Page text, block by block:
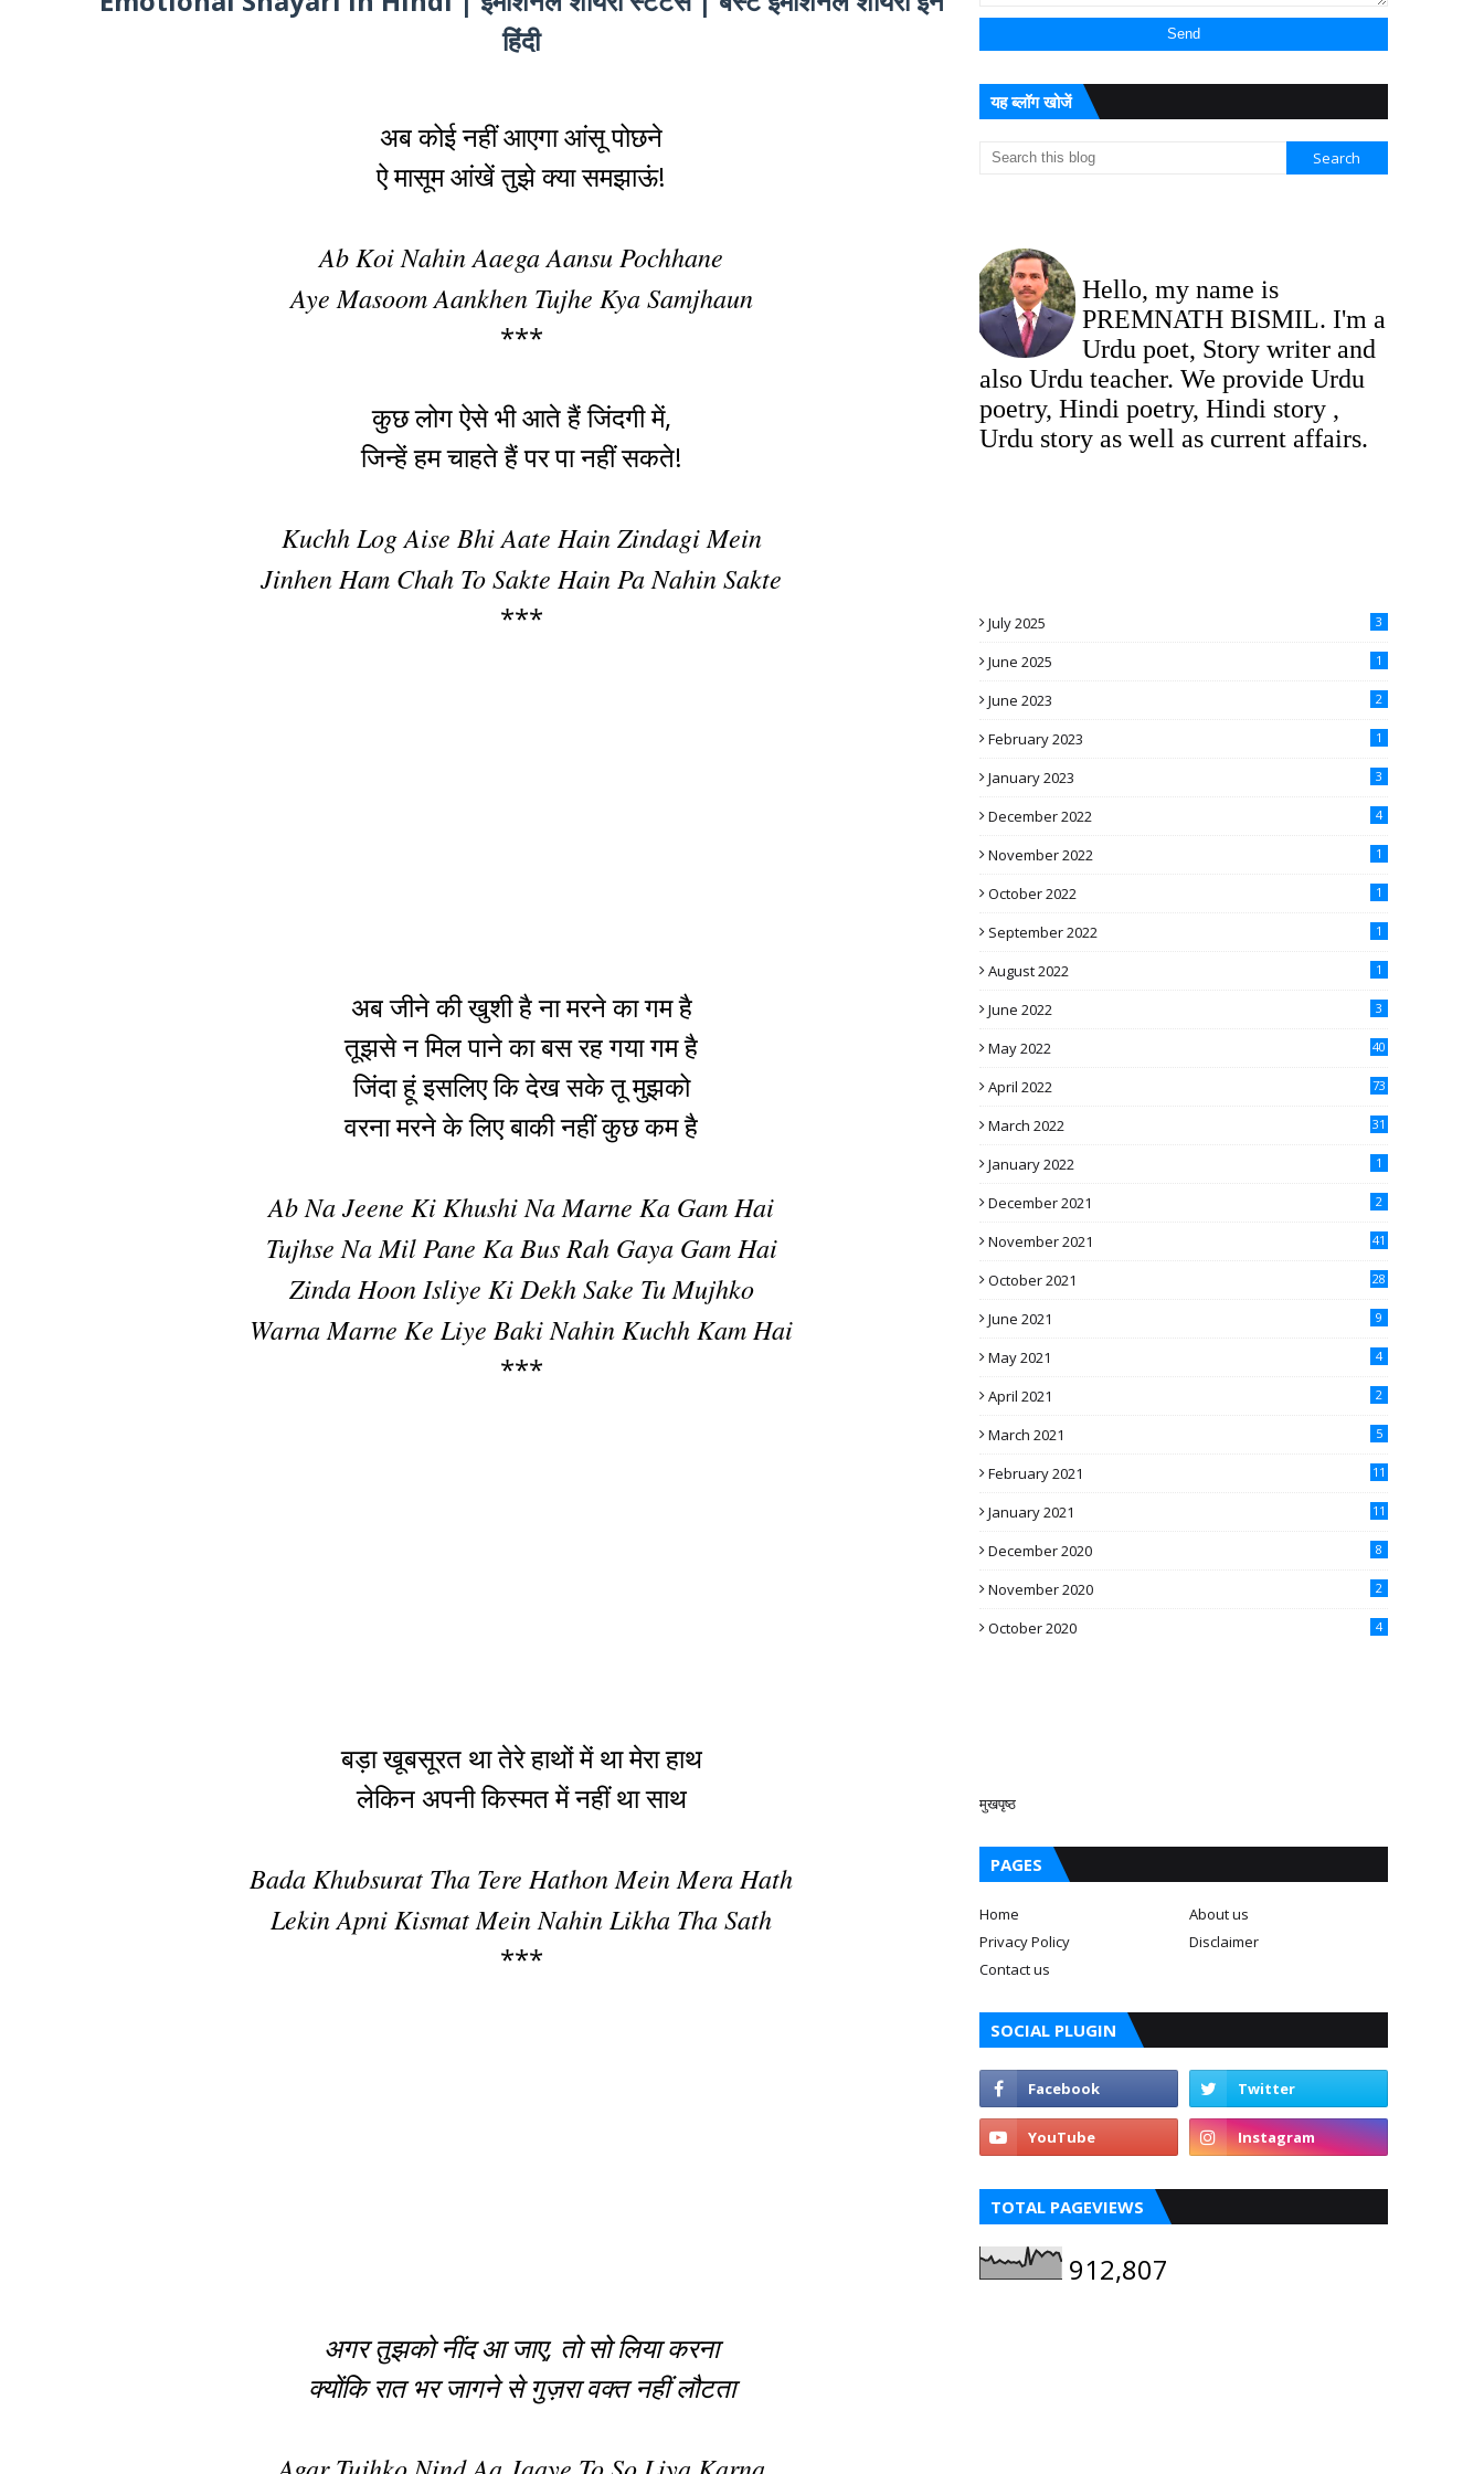
हिंदी
अब कोई नहीं आएगा आंसू पोछने
ऐ मासूम आंखें तुझे क्या समझाऊं!
Ab Koi Nahin Aaega Aansu Pochhane
Aye Masoom Aankhen Tujhe Kya Samjhaun
***
कुछ लोग ऐसे भी आते हैं जिंदगी में,
जिन्हें हम चाहते हैं पर पा नहीं सकते!
Kuchh Log Aise Bhi Aate Hain Zindagi Mein
Jinhen Ham Chah To Sakte Hain Pa Nahin Sakte
***
अब जीने की खुशी है ना मरने का गम है
तूझसे न मिल पाने का बस रह गया गम है
जिंदा हूं इसलिए कि देख सके तू मुझको
वरना मरने के लिए बाकी नहीं कुछ कम है
Ab Na Jeene Ki Khushi Na Marne Ka Gam Hai
Tujhse Na Mil Pane Ka Bus Rah Gaya Gam Hai
Zinda Hoon Isliye Ki Dekh Sake Tu Mujhko
Warna Marne Ke Liye Baki Nahin Kuchh Kam Hai
***
बड़ा खूबसूरत था तेरे हाथों में था मेरा हाथ
लेकिन अपनी किस्मत में नहीं था साथ
Bada Khubsurat Tha Tere Hathon Mein Mera Hath
Lekin Apni Kismat Mein Nahin Likha Tha Sath
***
अगर तुझको नींद आ जाए, तो सो लिया करना
क्योंकि रात भर जागने से गुज़रा वक्त नहीं लौटता
यह ब्लॉग खोजें
Hello, my name is
PREMNATH BISMIL. I'm a
Urdu poet, Story writer and
also Urdu teacher. We provide Urdu
poetry, Hindi poetry, Hindi story ,
Urdu story as well as current affairs.
July 2025 3
June 2025 1
June 2023 2
February 2023 1
January 2023 3
December 2022 4
November 2022 1
October 2022 1
September 2022 1
August 2022 1
June 2022 3
May 2022 40
April 2022 73
March 2022 31
January 2022 1
December 2021 2
November 2021 41
October 2021 28
June 2021 9
May 2021 4
April 2021 2
March 2021 5
February 2021 11
January 2021 11
December 2020 8
November 2020 2
October 2020 4
मुखपृष्ठ
PAGES
Home
About us
Privacy Policy
Disclaimer
Contact us
SOCIAL PLUGIN
TOTAL PAGEVIEWS
912,807